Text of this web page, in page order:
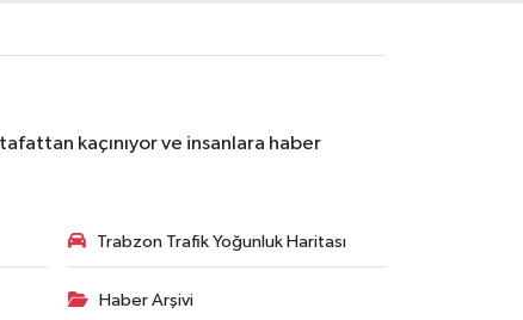
kaçınıyor ve insanlara haber
Trabzon Trafik Yoğunluk Haritası
Haber Arşivi